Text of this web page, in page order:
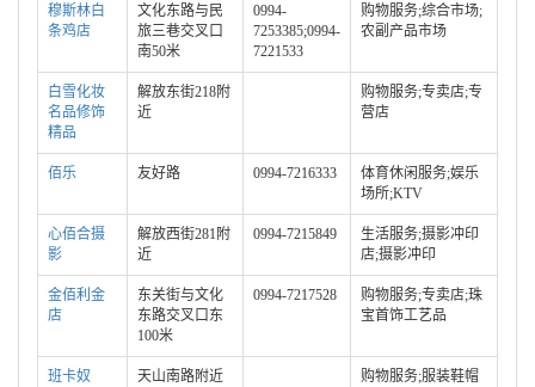
穆斯林白
条鸡店
文化东路与民
旅三巷交叉口
南50米
0994-
7253385;0994-
7221533
购物服务;综合市场;
农副产品市场
白雪化妆
名品修饰
精品
解放东街218附
近
购物服务;专卖店;专
营店
佰乐 友好路 0994-7216333
体育休闲服务;娱乐
场所;KTV
心佰合摄
影
解放西街281附
近
0994-7215849
生活服务;摄影冲印
店;摄影冲印
金佰利金
店
东关街与文化
东路交叉口东
100米
0994-7217528
购物服务;专卖店;珠
宝首饰工艺品
班卡奴 天山南路附近
购物服务;服装鞋帽